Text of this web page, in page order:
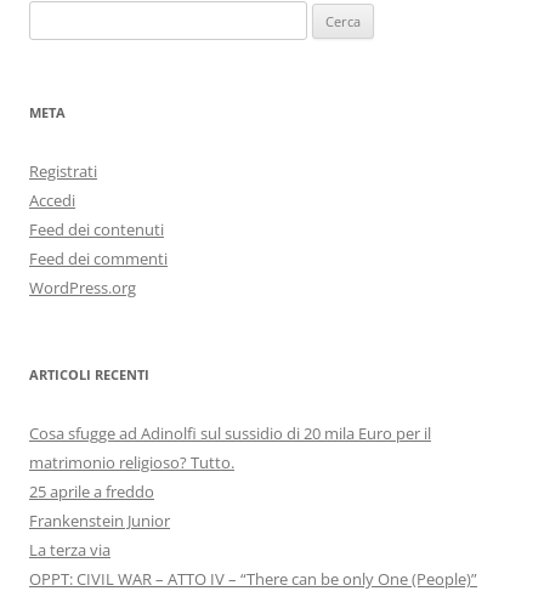
per:
META
Registrati
Accedi
Feed dei contenuti
Feed dei commenti
WordPress.org
ARTICOLI RECENTI
Cosa sfugge ad Adinolfi sul sussidio di 20 mila Euro per il
matrimonio religioso? Tutto.
25 aprile a freddo
Frankenstein Junior
La terza via
OPPT: CIVIL WAR – ATTO IV – “There can be only One (People)”